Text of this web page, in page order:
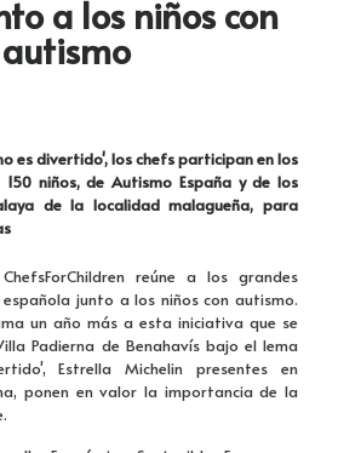
a los niños con
autismo
es divertido', los chefs participan en los
niños, de Autismo España y de los
de la localidad malagueña, para
reúne a los grandes
junto a los niños con autismo.
un año más a esta iniciativa que se
Padierna de Benahavís bajo el lema
Estrella Michelin presentes en
ponen en valor la importancia de la